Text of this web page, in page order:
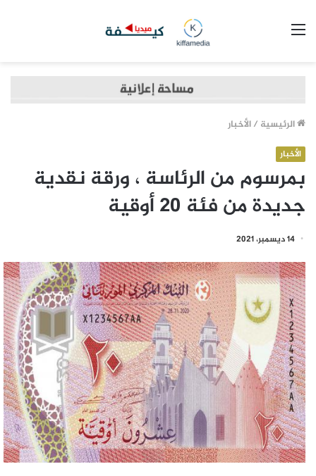
الرئيسية /الأخبار
الأخبار
بمرسوم من الرئاسة ، ورقة نقدية
جديدة من فئة 20 أوقية
14 ديسمبر، 2021